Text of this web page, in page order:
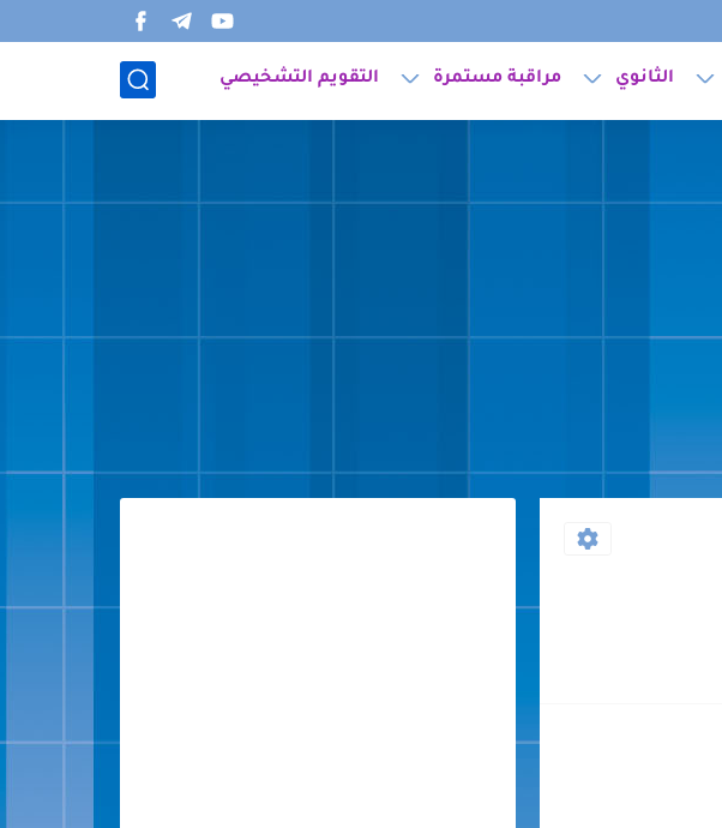
الثانوي مراقبة مستمرة التقويم التشخيصي